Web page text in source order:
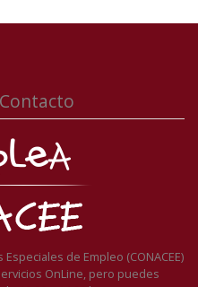
de Empleo (CONACEE)
OnLine, pero puedes